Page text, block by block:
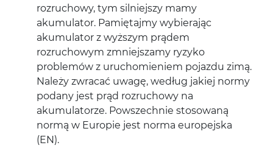
rozruchowy, tym silniejszy mamy
akumulator. Pamiętajmy wybierając
akumulator z wyższym prądem
rozruchowym zmniejszamy ryzyko
problemów z uruchomieniem pojazdu zimą.
Należy zwracać uwagę, według jakiej normy
podany jest prąd rozruchowy na
akumulatorze. Powszechnie stosowaną
normą w Europie jest norma europejska
(EN).